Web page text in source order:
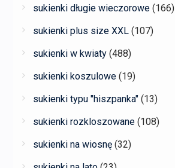
sukienki długie wieczorowe (166)
sukienki plus size XXL (107)
sukienki w kwiaty (488)
sukienki koszulowe (19)
sukienki typu "hiszpanka" (13)
sukienki rozkloszowane (108)
sukienki na wiosnę (32)